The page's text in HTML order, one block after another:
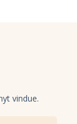
vindue.